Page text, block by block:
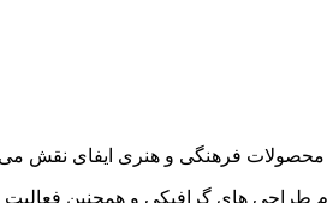
طراحی های گرافیکی و همچنین